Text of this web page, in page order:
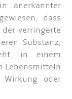
dass
der verringerte
Substanz,
in einem
Lebensmitteln
Wirkung oder